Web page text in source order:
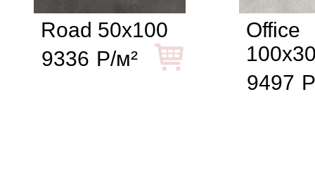
Road 50x100
9336 Р/м²
Office
9497